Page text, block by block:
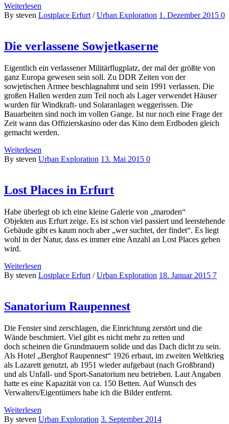
Weiterlesen
By steven Lostplace Erfurt /Urban Exploration 1. Dezember 2015 0
Die verlassene Sowjetkaserne
Eigentlich ein verlassener Militärflugplatz, der mal der größte von
ganz Europa gewesen sein soll. Zu DDR Zeiten von der
sowjetischen Armee beschlagnahmt und sein 1991 verlassen. Die
großen Hallen werden zum Teil noch als Lager verwendet Häuser
wurden für Windkraft- und Solaranlagen weggerissen. Die
Bauarbeiten sind noch im vollen Gange. Ist nur noch eine Frage der
Zeit wann das Offizierskasino oder das Kino dem Erdboden gleich
gemacht werden.
Weiterlesen
By steven Urban Exploration 13. Mai 2015 0
Lost Places in Erfurt
Habe überlegt ob ich eine kleine Galerie von „maroden“
Objekten aus Erfurt zeige. Es ist schon viel passiert und leerstehende
Gebäude gibt es kaum noch aber „wer suchtet, der findet“. Es liegt
wohl in der Natur, dass es immer eine Anzahl an Lost Places geben
wird.
Weiterlesen
By steven Lostplace Erfurt /Urban Exploration 18. Januar 2015 7
Sanatorium Raupennest
Die Fenster sind zerschlagen, die Einrichtung zerstört und die
Wände beschmiert. Viel gibt es nicht mehr zu retten und
doch scheinen die Grundmauern solide und das Dach dicht zu sein.
Als Hotel „Berghof Raupennest“ 1926 erbaut, im zweiten Weltkrieg
als Lazarett genutzt, ab 1951 wieder aufgebaut (nach Großbrand)
und als Unfall- und Sport-Sanatorium neu betrieben. Laut Angaben
hatte es eine Kapazität von ca. 150 Betten. Auf Wunsch des
Verwalters/Eigentümers habe ich die Bilder entfernt.
Weiterlesen
By steven Urban Exploration 3. September 2014